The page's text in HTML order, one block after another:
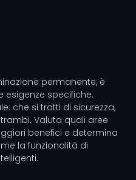
permanente, è
esigenze specifiche.
che si tratti di sicurezza,
Valuta quali aree
benefici e determina
la funzionalità di